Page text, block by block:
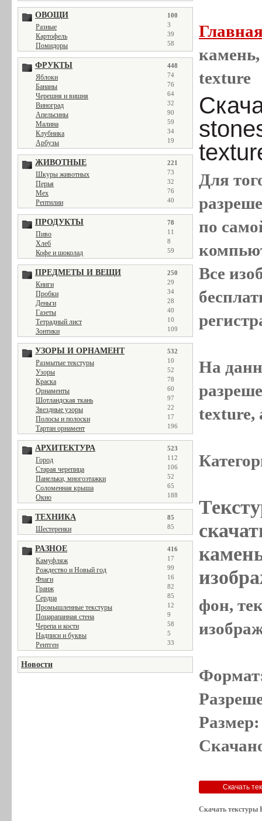
ОВОЩИ 100
Разные 3
Картофель 39
Помидоры 58
ФРУКТЫ 448
Яблоки 74
Бананы 76
Черешня и вишня 64
Виноград 32
Апельсины 90
Малина 59
Клубника 34
Арбузы 19
ЖИВОТНЫЕ 221
Шкуры животных 73
Перья 32
Мех 76
Рептилии 40
ПРОДУКТЫ 78
Пиво 11
Хлеб 8
Кофе и шоколад 59
ПРЕДМЕТЫ И ВЕЩИ 250
Книги 29
Пробки 34
Деньги 28
Газеты 40
Тетрадный лист 10
Зонтики 109
УЗОРЫ И ОРНАМЕНТ 532
Размытые текстуры 10
Узоры 52
Краска 78
Орнаменты 60
Шотландская ткань 97
Звездные узоры 22
Полосы и полоски 17
Тартан орнамент 196
АРХИТЕКТУРА 523
Город 112
Старая черепица 106
Панельки, многоэтажки 52
Соломенная крыша 65
Окно 188
ТЕХНИКА 85
Шестеренки 85
РАЗНОЕ 416
Камуфляж 17
Рождество и Новый год 99
Флаги 16
Гранж 82
Сердца 85
Промышленные текстуры 12
Поцарапанная стена 9
Черепа и кости 58
Надписи и буквы 5
Рентген 33
Новости
texture
Для
по
Все
На
texture,
фон,
Скачать текстуры